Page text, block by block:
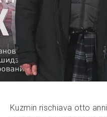
Kuzmin rischiava otto